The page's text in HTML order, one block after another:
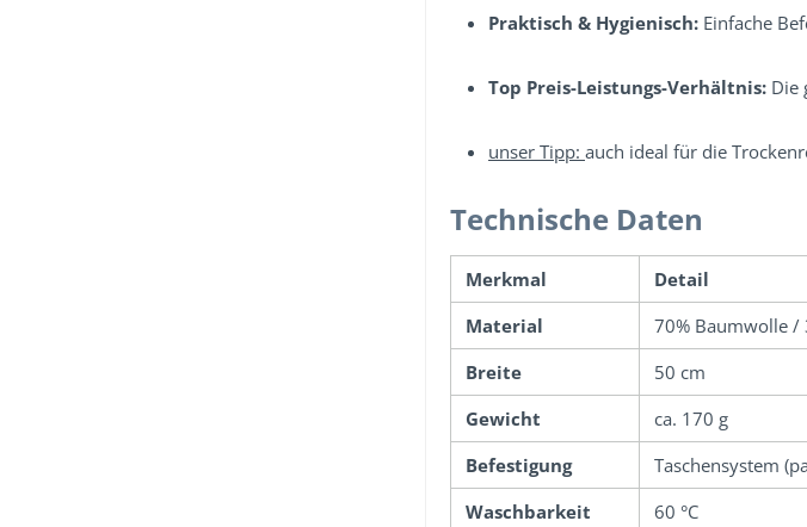
Praktisch & Hygienisch: Einfache
Top Preis-Leistungs-Verhältnis: Die
unser Tipp: auch ideal für die
Technische Daten
Merkmal
Detail
Material
70% Baumwolle /
Breite
50 cm
Gewicht
ca. 170 g
Befestigung
Taschensystem
Waschbarkeit
60 °C